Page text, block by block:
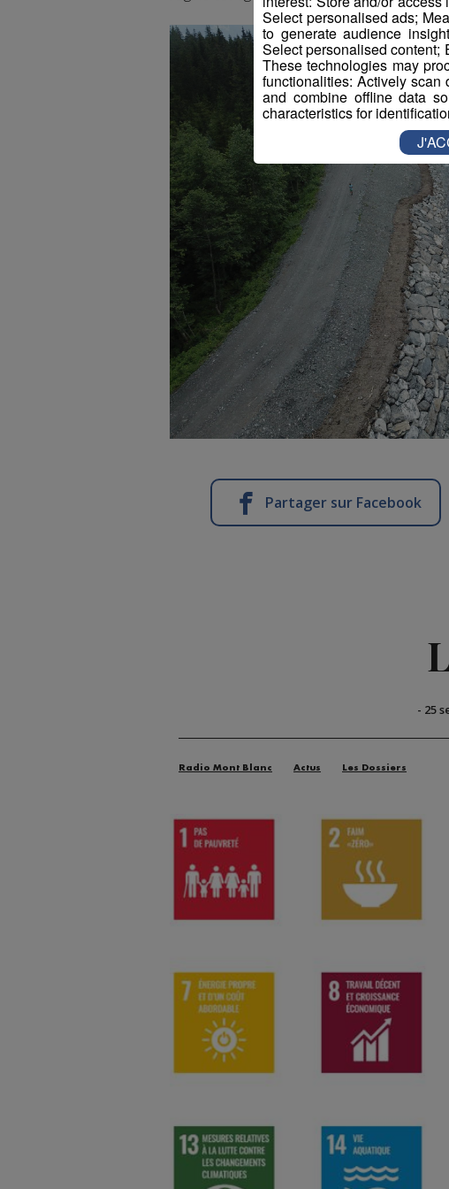
Partager sur Facebook
- 25
Radio Mont Blanc Actus Les Dossiers
Select personalised ads;
to generate audience
Select personalised content;
These technologies may
functionalities: Actively scan
and combine offline data
characteristics for